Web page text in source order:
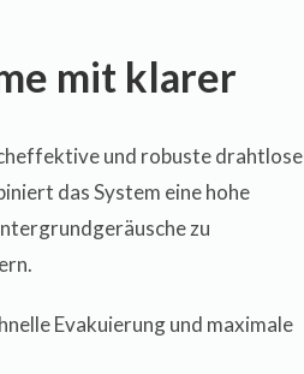
mit klarer
und robuste drahtlose
das System eine hohe
zu
Evakuierung und maximale